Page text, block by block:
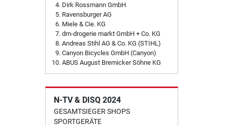
Dirk Rossmann GmbH
Ravensburger AG
Miele & Cie. KG
dm-drogerie markt GmbH + Co. KG
Andreas Stihl AG & Co. KG (STIHL)
Canyon Bicycles GmbH (Canyon)
ABUS August Bremicker Söhne KG
N-TV & DISQ 2024
GESAMTSIEGER SHOPS
SPORTGERÄTE